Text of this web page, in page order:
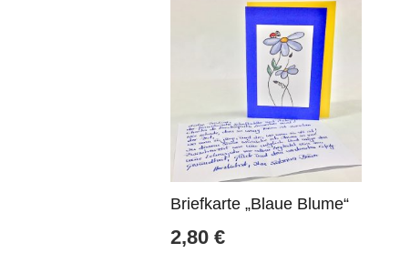
Briefkarte „Blaue Blume“
2,80 €